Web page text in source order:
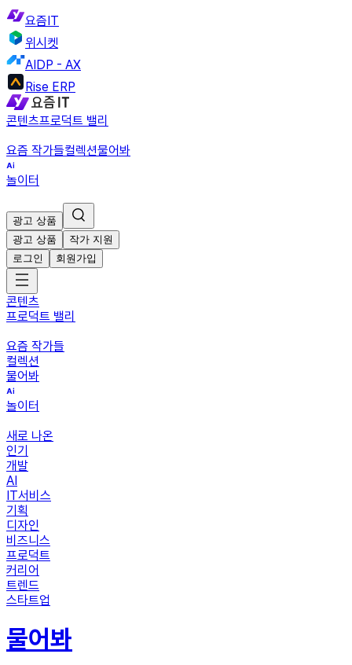
요즘IT
위시켓
AIDP - AX
Rise ERP
콘텐츠프로덕트 밸리
요즘 작가들컬렉션물어봐
놀이터
광고 상품
광고 상품
작가 지원
로그인
회원가입
콘텐츠
프로덕트 밸리
요즘 작가들
컬렉션
물어봐
놀이터
새로 나온
인기
개발
AI
IT서비스
기획
디자인
비즈니스
프로덕트
커리어
트렌드
스타트업
물어봐